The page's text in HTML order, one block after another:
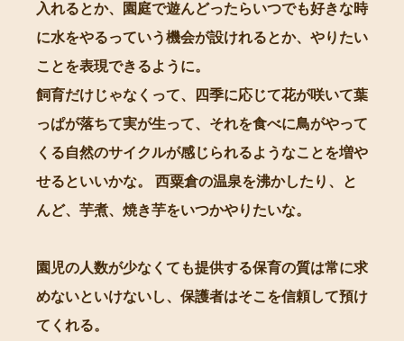
入れるとか、園庭で遊んどったらいつでも好きな時
に水をやるっていう機会が設けれるとか、やりたい
ことを表現できるように。
飼育だけじゃなくって、四季に応じて花が咲いて葉
っぱが落ちて実が生って、それを食べに鳥がやって
くる自然のサイクルが感じられるようなことを増や
せるといいかな。 西粟倉の温泉を沸かしたり、と
んど、芋煮、焼き芋をいつかやりたいな。
園児の人数が少なくても提供する保育の質は常に求
めないといけないし、保護者はそこを信頼して預け
てくれる。